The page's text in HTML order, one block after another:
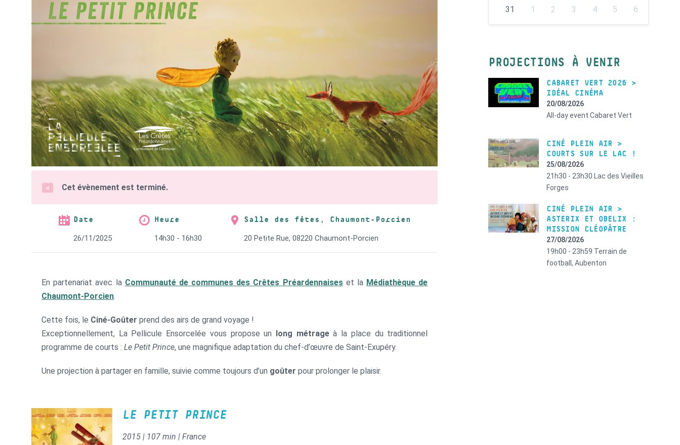
Cet évènement est terminé.
Date
26/11/2025
Heure
14h30 - 16h30
Salle des fêtes, Chaumont-Porcien
20 Petite Rue, 08220 Chaumont-Porcien
En partenariat avec la Communauté de communes des Crêtes Préardennaiseset la Médiathèque de
Chaumont-Porcien.
Cette fois, le Ciné-Goûter prend des airs de grand voyage !
Exceptionnellement, La Pellicule Ensorcelée vous propose un
long métrageà la place du traditionnel
programme de courts : Le Petit Prince, une magnifique adaptation du chef-d’œuvre de Saint-Exupéry.
Une projection à partager en famille, suivie comme toujours d’un goûter pour prolonger le plaisir.
LE PETIT PRINCE
2015 | 107 min | France
31
1 2 3 4 5
6
PROJECTIONS À VENIR
CABARET VERT 2026 >
IDÉAL CINÉMA
20/08/2026
All-day eventCabaret Vert
CINÉ PLEIN AIR >
COURTS SUR LE LAC !
25/08/2026
21h30 - 23h30 Lac des Vieilles
Forges
CINÉ PLEIN AIR >
ASTERIX ET OBELIX :
MISSION CLÉOPÂTRE
27/08/2026
19h00 - 23h59 Terrain de
football, Aubenton